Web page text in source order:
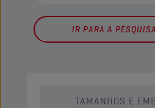
IR PARA A
TAMANHOS E